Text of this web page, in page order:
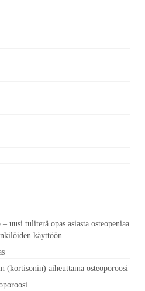
uusi tuliterä opas asiasta osteopeniaa
käyttöön.
(kortisonin) aiheuttama osteoporoosi